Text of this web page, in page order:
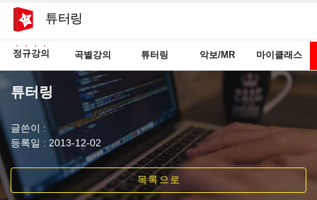
튜터링
정규강의 곡별강의 튜터링 악보/MR 마이클래스
튜터링
글쓴이 :
등록일 : 2013-12-02
목록으로